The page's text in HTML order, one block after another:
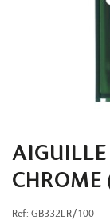
Ref: GB332LR/100